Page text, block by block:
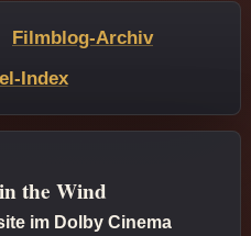
Filmblog-Archiv
Index
the Wind
im Dolby Cinema